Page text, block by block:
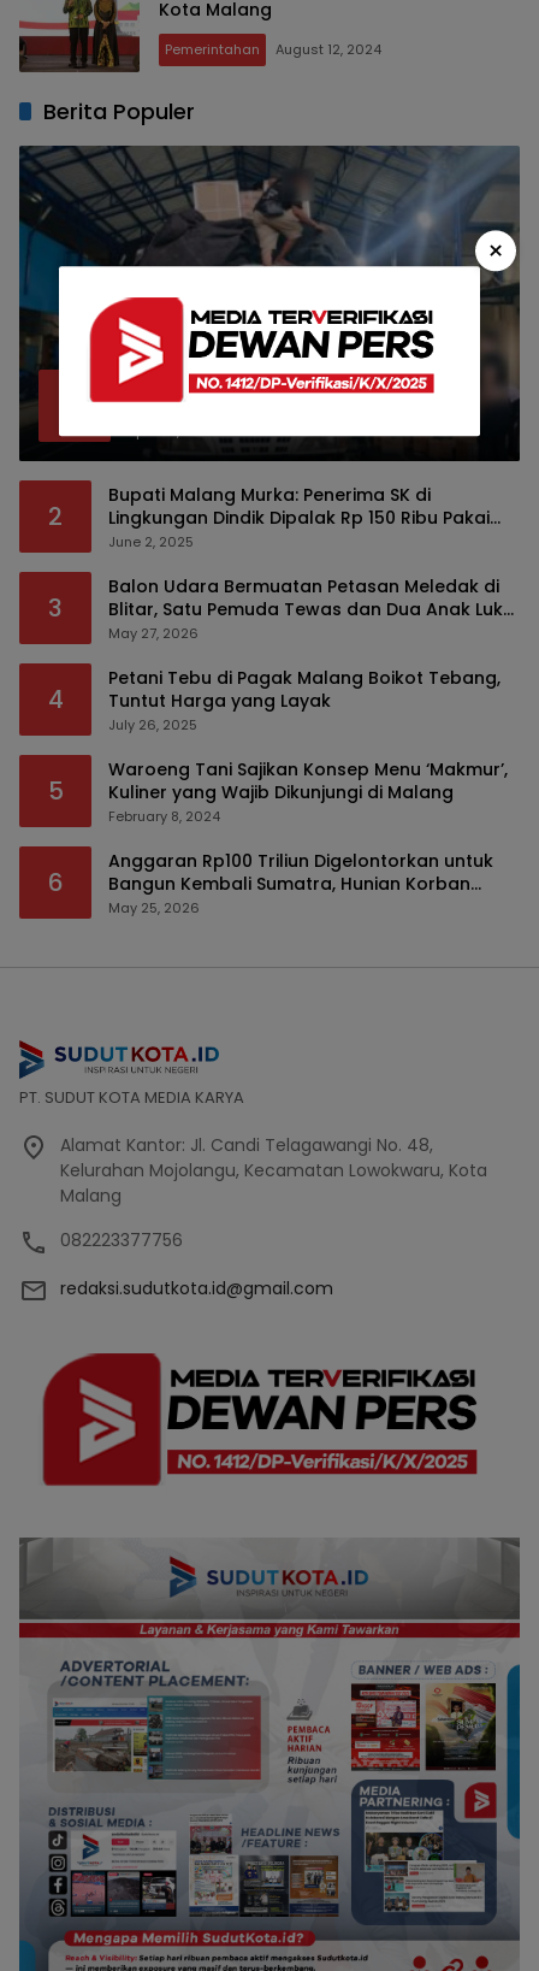
Kota Malang
Pemerintahan August 12, 2024
Berita Populer
Bea Cukai Malang Sita 172 Ribu Batang
Rokok Ilegal Bermodus Kemasan Sabun
2
Bupati Malang Murka: Penerima SK di
Lingkungan Dindik Dipalak Rp 150 Ribu Pakai
Modus Tumpengan, KPK Turut Pantau
June 2, 2025
3
Balon Udara Bermuatan Petasan Meledak di
Blitar, Satu Pemuda Tewas dan Dua Anak Luka
Serius
May 27, 2026
4
Petani Tebu di Pagak Malang Boikot Tebang,
Tuntut Harga yang Layak
July 26, 2025
5
Waroeng Tani Sajikan Konsep Menu ‘Makmur’,
Kuliner yang Wajib Dikunjungi di Malang
February 8, 2024
6
Anggaran Rp100 Triliun Digelontorkan untuk
Bangun Kembali Sumatra, Hunian Korban
Bencana Bakal Difokuskan
May 25, 2026
PT. SUDUT KOTA MEDIA KARYA
Alamat Kantor: Jl. Candi Telagawangi No. 48,
Kelurahan Mojolangu, Kecamatan Lowokwaru, Kota
Malang
082223377756
redaksi.sudutkota.id@gmail.com
×